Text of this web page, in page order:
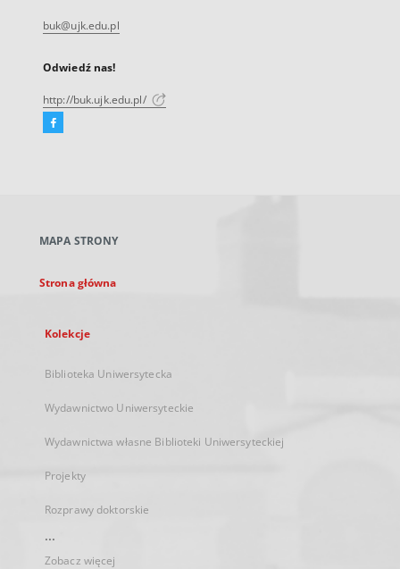
buk@ujk.edu.pl
Odwiedź nas!
http://buk.ujk.edu.pl/
Facebook
karcie
MAPA STRONY
Strona główna
Kolekcje
Biblioteka Uniwersytecka
Wydawnictwo Uniwersyteckie
Wydawnictwa własne Biblioteki Uniwersyteckiej
Projekty
Rozprawy doktorskie
...
Zobacz więcej